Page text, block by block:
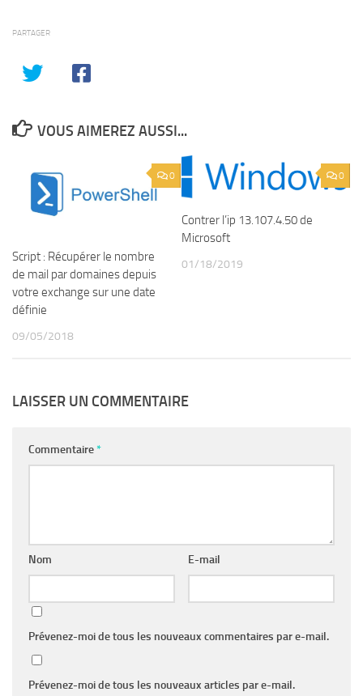
PARTAGER
VOUS AIMEREZ AUSSI...
0
Script : Récupérer le nombre
de mail par domaines depuis
votre exchange sur une date
définie
09/05/2018
0
Contrer l’ip 13.107.4.50 de
Microsoft
01/18/2019
LAISSER UN COMMENTAIRE
Commentaire*
Nom E-mail
Prévenez-moi de tous les nouveaux commentaires par e-mail.
Prévenez-moi de tous les nouveaux articles par e-mail.